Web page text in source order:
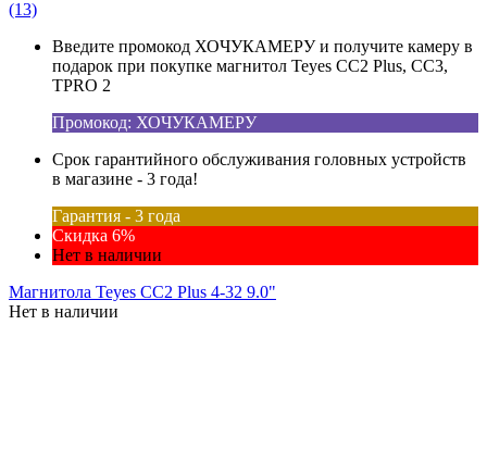
(13)
Введите промокод ХОЧУКАМЕРУ и получите камеру в
подарок при покупке магнитол Teyes CC2 Plus, CC3,
TPRO 2
Промокод: ХОЧУКАМЕРУ
Срок гарантийного обслуживания головных устройств
в магазине - 3 года!
Гарантия - 3 года
Скидка 6%
Нет в наличии
Магнитола Teyes CC2 Plus 4-32 9.0"
Нет в наличии